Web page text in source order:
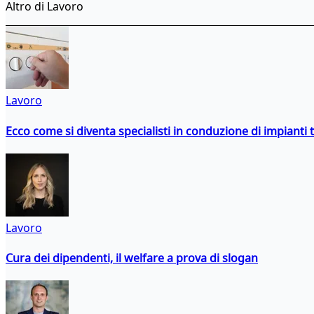
Altro di Lavoro
Lavoro
Ecco come si diventa specialisti in conduzione di impianti
Lavoro
Cura dei dipendenti, il welfare a prova di slogan